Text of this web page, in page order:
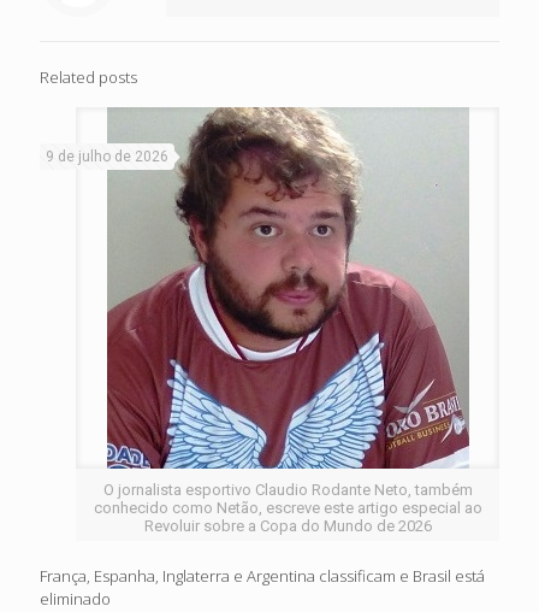
Related posts
O jornalista esportivo Claudio Rodante Neto, também
conhecido como Netão, escreve este artigo especial ao
Revoluir sobre a Copa do Mundo de 2026
9 de julho de 2026
França, Espanha, Inglaterra e Argentina classificam e Brasil está
eliminado